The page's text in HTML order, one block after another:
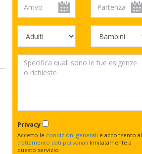
Privacy
Accetto le condizioni generali e acconsento al
trattamento dati personali limitatamente a
questo servizio